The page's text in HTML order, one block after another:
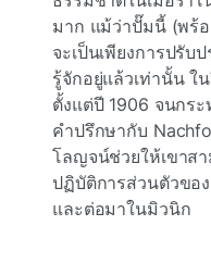
มาก แม้ว่าปั๊มนี้ (พร้
จะเป็นเพียงการปรับ
รู้จักอยู่แล้วเท่านั้น ใ
ตั้งแต่ปี 1906 จนกร
คําปรึกษากับ
โลญจน์ช่วยให้เขาส
ปฏิบัติการส่วนตัวขอ
และต่อมาในมิวนิก